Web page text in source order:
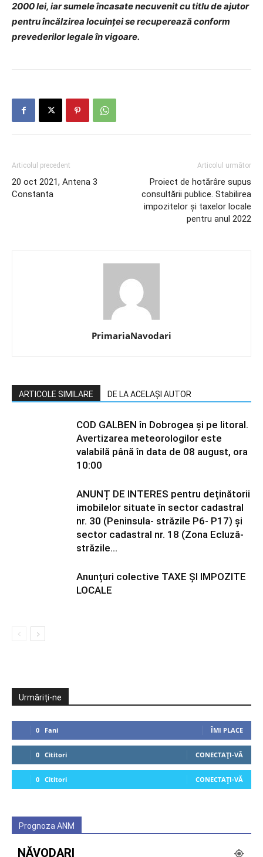
2000 lei, iar sumele încasate necuvenit cu titlu de ajutor
pentru încălzirea locuinţei se recuperează conform
prevederilor legale în vigoare.
Articolul precedent
20 oct 2021, Antena 3
Constanta
Articolul următor
Proiect de hotărâre supus
consultării publice. Stabilirea
impozitelor și taxelor locale
pentru anul 2022
PrimariaNavodari
ARTICOLE SIMILARE DE LA ACELAȘI AUTOR
COD GALBEN în Dobrogea și pe litoral.
Avertizarea meteorologilor este
valabilă până în data de 08 august, ora
10:00
ANUNȚ DE INTERES pentru deținătorii
imobilelor situate în sector cadastral
nr. 30 (Peninsula- străzile P6- P17) și
sector cadastral nr. 18 (Zona Ecluză-
străzile...
Anunțuri colective TAXE ȘI IMPOZITE
LOCALE
Urmăriți-ne
0 Fani ÎMI PLACE
0 Cititori CONECTAȚI-VĂ
0 Cititori CONECTAȚI-VĂ
Prognoza ANM
NĂVODARI